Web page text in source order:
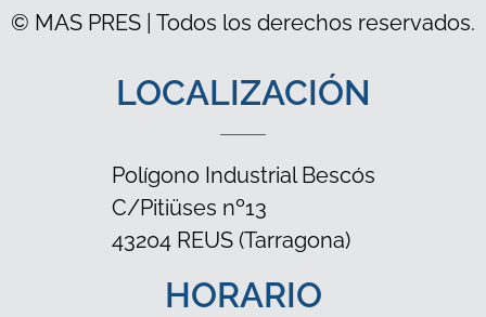
© MAS PRES | Todos los derechos reservados.
LOCALIZACIÓN
Polígono Industrial Bescós
C/Pitiüses nº13
43204 REUS (Tarragona)
HORARIO